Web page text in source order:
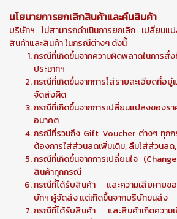
นโยบายการยกเลิกสินค้าและคืนสินค้า
บริษัทฯ ไม่สามารถดำเนินการยกเลิก เปลี่ยน
สินค้าและสินค้า ในกรณีต่างๆ ดังนี้
กรณีที่เกิดขึ้นจากความผิดพลาดในการ
ประเภทฯ
กรณีที่เกิดขึ้นจากการใส่รายละเอียดที่อยู่
จัดส่งผิด
กรณีที่เกิดขึ้นจากการเปลี่ยนแปลงของรา
อนาคต
กรณีที่รวมถึง Gift Voucher ต่างๆ ทุก
ต้องการใส่ส่วนลดเพิ่มเติม, ลืมใส่ส่วนล
กรณีที่เกิดขึ้นจากการเปลี่ยนใจ
สินค้าทุกกรณี
กรณีที่ได้รับสินค้า และความเสียหายขอ
ษัทฯ ผู้จัดส่ง แต่เกิดขึ้นจากบริษัทขนส่ง
กรณีที่ได้รับสินค้า และสินค้าเกิดควา